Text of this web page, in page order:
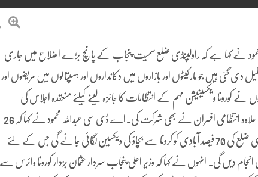
محمود نے کہا ہے کہ راولپنڈی ضلع سمیت پنجاب کے پانچ بڑے اضلاع میں جاری
دی گئی ہیں جو مارکیٹوں اور بازاروں میں دکانداروں اور ہسپتالوں میں مریضوں اور
کورونا ویکسینیشن مہم کے انتظامات کا جائزہ لینے کیلئے منعقدہ اجلاس کی
صدارت کرتے ہوئے کی۔ اجلاس میں محکمہ صحت کے حکام کے علاوہ انتظامی افسران نے بھی شرکت کی۔اے ڈی سی عبداللہ محمود نے کہا کہ 26
جولائی سے 10 اگست تک جاری رہنے والی مہم کے دوران راولپنڈی ضلع کی 70 فیصد آبادی کو کرونا سے بچاؤ کی ویکسین لگائی جائے گی جس کے لئے
انجام دیں گی۔ انہوں نے کہا کہ وزیر اعلی پنجاب سردار عثمان بزدار کورونا وائرس سے